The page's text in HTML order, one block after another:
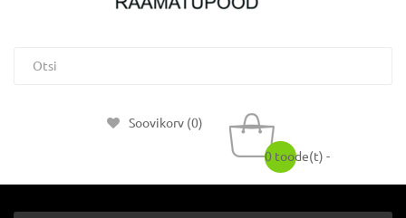
Soovikorv (0)
0 toode(t) -